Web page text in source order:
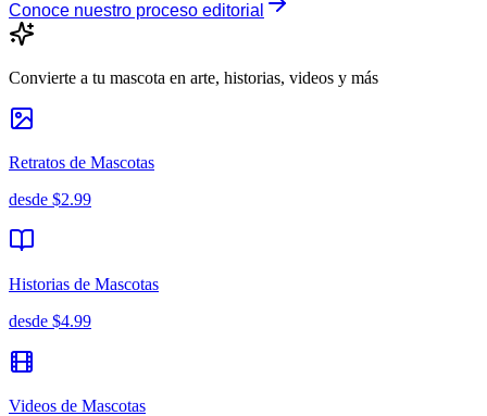
Conoce nuestro proceso editorial
Convierte a tu mascota en arte, historias, videos y más
Retratos de Mascotas
desde $2.99
Historias de Mascotas
desde $4.99
Videos de Mascotas